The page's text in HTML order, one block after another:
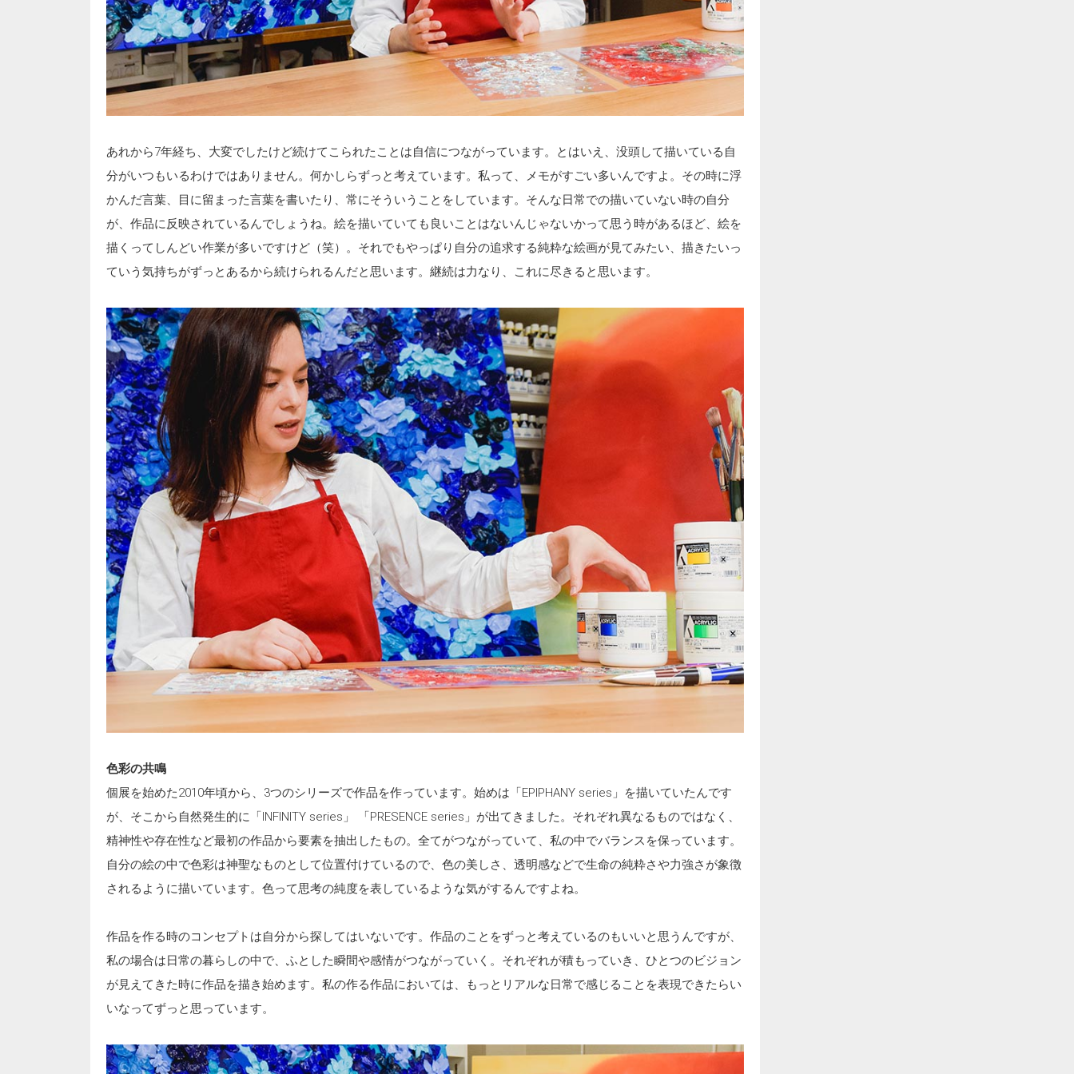
あれから7年経ち、大変でしたけど続けてこられたことは自信につながっています。とはいえ、没頭して描いている自
分がいつもいるわけではありません。何かしらずっと考えています。私って、メモがすごい多いんですよ。その時に浮
かんだ言葉、目に留まった言葉を書いたり、常にそういうことをしています。そんな日常での描いていない時の自分
が、作品に反映されているんでしょうね。絵を描いていても良いことはないんじゃないかって思う時があるほど、絵を
描くってしんどい作業が多いですけど（笑）。それでもやっぱり自分の追求する純粋な絵画が見てみたい、描きたいっ
ていう気持ちがずっとあるから続けられるんだと思います。継続は力なり、これに尽きると思います。
色彩の共鳴
個展を始めた2010年頃から、3つのシリーズで作品を作っています。始めは「EPIPHANY series」を描いていたんです
が、そこから自然発生的に「INFINITY series」 「PRESENCE series」が出てきました。それぞれ異なるものではなく、
精神性や存在性など最初の作品から要素を抽出したもの。全てがつながっていて、私の中でバランスを保っています。
自分の絵の中で色彩は神聖なものとして位置付けているので、色の美しさ、透明感などで生命の純粋さや力強さが象徴
されるように描いています。色って思考の純度を表しているような気がするんですよね。
作品を作る時のコンセプトは自分から探してはいないです。作品のことをずっと考えているのもいいと思うんですが、
私の場合は日常の暮らしの中で、ふとした瞬間や感情がつながっていく。それぞれが積もっていき、ひとつのビジョン
が見えてきた時に作品を描き始めます。私の作る作品においては、もっとリアルな日常で感じることを表現できたらい
いなってずっと思っています。